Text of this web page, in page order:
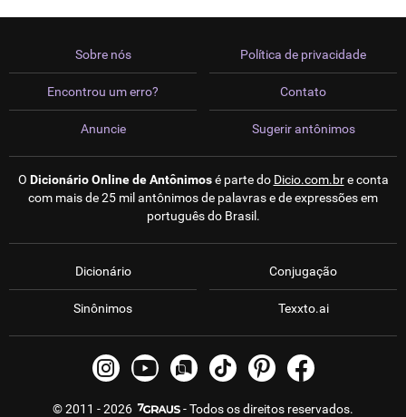
Sobre nós
Encontrou um erro?
Anuncie
Política de privacidade
Contato
Sugerir antônimos
O Dicionário Online de Antônimosé parte do Dicio.com.bre conta
com mais de 25 mil antônimos de palavras e de expressões em
português do Brasil.
Dicionário
Sinônimos
Conjugação
Texxto.ai
© 2011 - 2026 - Todos os direitos reservados.